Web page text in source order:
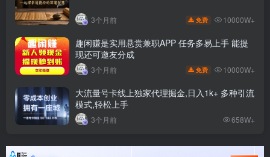
3个月前 免费 10000W+
趣闲赚是实用悬赏兼职APP 任务多易上手 能提
现还可邀友分成
3个月前 免费 10000W+
大流量号卡线上独家代理掘金,日入1k+ 多种引流
模式,轻松上手
3个月前 658W+